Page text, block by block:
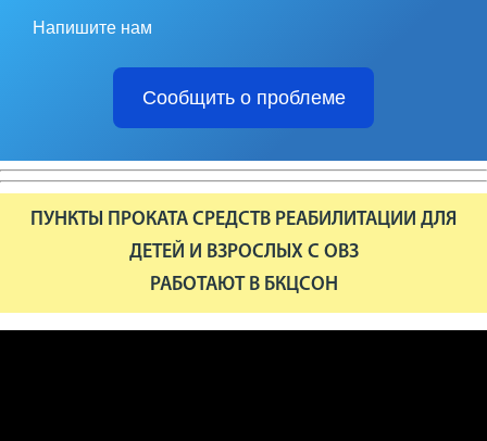
Напишите нам
Сообщить о проблеме
ПУНКТЫ ПРОКАТА СРЕДСТВ РЕАБИЛИТАЦИИ ДЛЯ
ДЕТЕЙ И ВЗРОСЛЫХ С ОВЗ
РАБОТАЮТ В БКЦСОН